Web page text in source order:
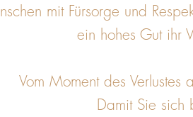
mit Fürsorge und
ein hohes Gut ihr
Vom Moment des
Damit Sie sich